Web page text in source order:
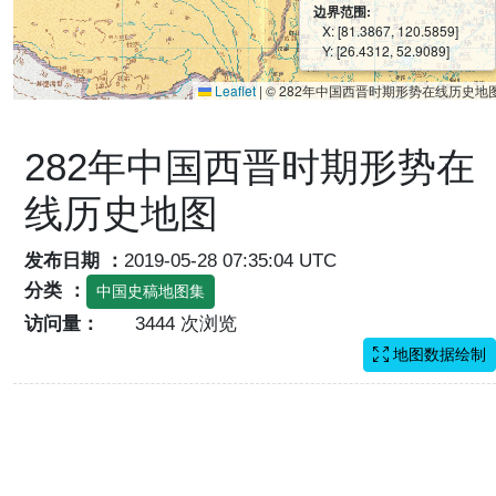
边界范围:
X: [81.3867, 120.5859]
Y: [26.4312, 52.9089]
Leaflet |© 282年中国西晋时期形势在线历史地
282年中国西晋时期形势在
线历史地图
发布日期 ： 2019-05-28 07:35:04 UTC
分类 ：
中国史稿地图集
访问量： 3444 次浏览
地图数据绘制